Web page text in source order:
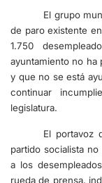
El grupo
de paro existente
1.750
ayuntamiento no ha
y que no se está
continuar
legislatura.
El portavoz
partido socialista
a los
rueda de prensa,